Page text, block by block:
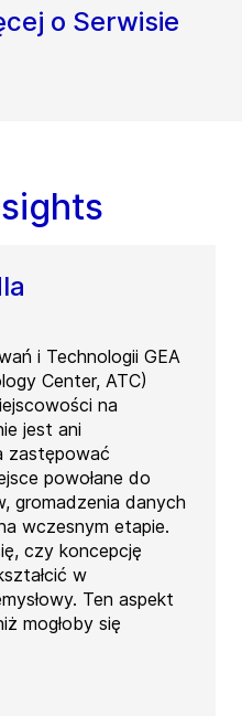
o Serwisie
i Technologii GEA
Center, ATC)
na
jest ani
zastępować
powołane do
gromadzenia danych
wczesnym etapie.
czy koncepcję
w
Ten aspekt
mogłoby się